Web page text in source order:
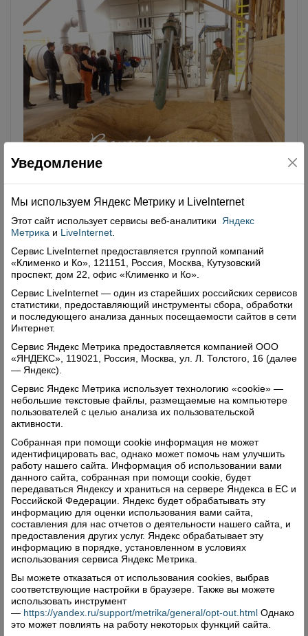
Равнение на... кулоян!
02.10.2015
24 сентября руководители, главные агрономы и
зоотехники сельхозпредприятий района во главе с
начальником управления сельского хозяйства В.Н.
Щукиным побывали с рабочим визитом в СПК
колхозе «Н-Кулое». Владимир Вениаминович
Астафьев и его команда гостеприимно встретили
своих коллег в Н-Кулойском ФОКе, познакомили с
повесткой дня и пообещали ответить на все
вопросы, которые возникнут у гостей в ходе
знакомства с хозяйством. Не теряя времени,
Владимир Вениаминович предложил пройти в
гаражи хозяйства. Это совсем недалеко от ФОКа,
поэтому пошли пешком, тем более, что погода в
этот день стояла просто замечательная.
Читать далее
Комментарии: 0 Просмотры: 2843
Уведомление
Мы используем Яндекс Метрику и Livelnternet
Этот сайт использует сервисы веб-аналитики
Яндекс
Метрика и LiveInternet
Сервис LiveInternet предоставляется группой компаний
«Клименко и Ко», 121151, Россия, Москва, Кутузовский
проспект, дом 22, офис «Клименко и Ко».
Сервис LiveInternet — один из старейших российских сервисов
статистики, предоставляющий инструменты сбора, обработки
и последующего анализа данных посещаемости сайтов в сети
Интернет.
Сервис Яндекс Метрика предоставляется компанией ООО
«ЯНДЕКС», 119021, Россия, Москва, ул. Л. Толстого, 16 (далее
— Яндекс).
Сервис Яндекс Метрика использует технологию «cookie» —
небольшие текстовые файлы, размещаемые на компьютере
пользователей с целью анализа их пользовательской
активности.
Собранная при помощи cookie информация не может
идентифицировать вас, однако может помочь нам улучшить
работу нашего сайта. Информация об использовании вами
данного сайта, собранная при помощи cookie, будет
передаваться Яндексу и храниться на сервере Яндекса в ЕС и
Российской Федерации. Яндекс будет обрабатывать эту
информацию для оценки использования вами сайта,
составления для нас отчетов о деятельности нашего сайта, и
предоставления других услуг. Яндекс обрабатывает эту
информацию в порядке, установленном в условиях
использования сервиса Яндекс Метрика.
Вы можете отказаться от использования cookies, выбрав
соответствующие настройки в браузере. Также вы можете
использовать инструмент
— https://yandex.ru/support/metrika/general/opt-out.html Однако
это может повлиять на работу некоторых функций сайта.